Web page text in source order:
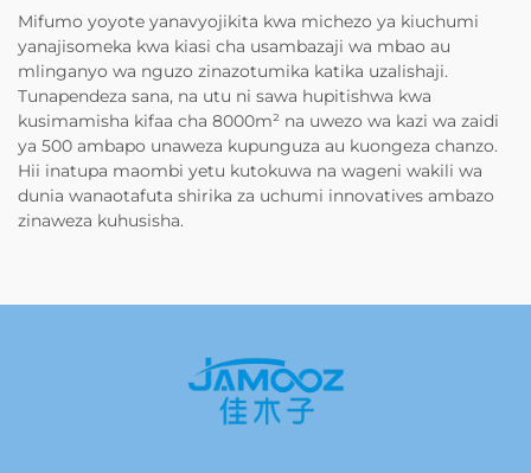
Mifumo yoyote yanavyojikita kwa michezo ya kiuchumi
yanajisomeka kwa kiasi cha usambazaji wa mbao au
mlinganyo wa nguzo zinazotumika katika uzalishaji.
Tunapendeza sana, na utu ni sawa hupitishwa kwa
kusimamisha kifaa cha 8000m² na uwezo wa kazi wa zaidi
ya 500 ambapo unaweza kupunguza au kuongeza chanzo.
Hii inatupa maombi yetu kutokuwa na wageni wakili wa
dunia wanaotafuta shirika za uchumi innovatives ambazo
zinaweza kuhusisha.